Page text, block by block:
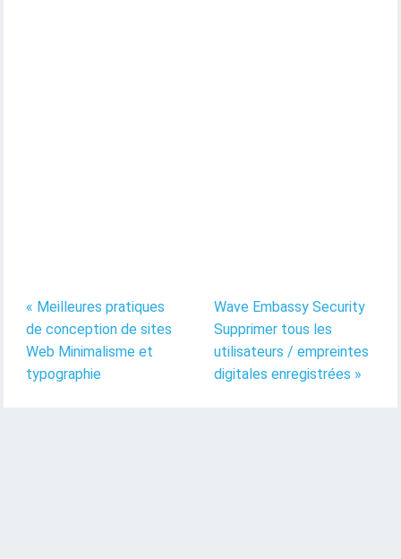
« Meilleures pratiques
de conception de sites
Web Minimalisme et
typographie
Wave Embassy Security
Supprimer tous les
utilisateurs / empreintes
digitales enregistrées »